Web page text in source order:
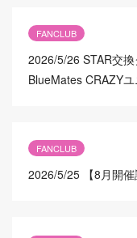
FANCLUB
2026/5/26 STAR交
BlueMates CRAZY
FANCLUB
2026/5/25 【8月開